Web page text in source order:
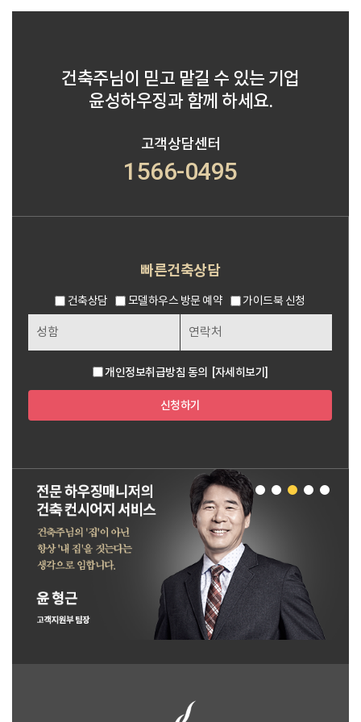
건축주님이 믿고 맡길 수 있는 기업
윤성하우징과 함께 하세요.
고객상담센터
1566-0495
빠른건축상담
건축상담 모델하우스 방문 예약 가이드북 신청
개인정보취급방침 동의 [자세히보기]
신청하기